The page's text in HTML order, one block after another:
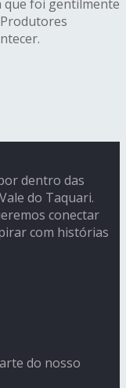
que foi gentilmente
dentro das
do Taquari.
conectar
com histórias
do nosso